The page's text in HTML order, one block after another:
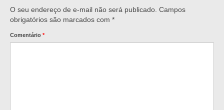
O seu endereço de e-mail não será publicado. Campos
obrigatórios são marcados com *
Comentário *